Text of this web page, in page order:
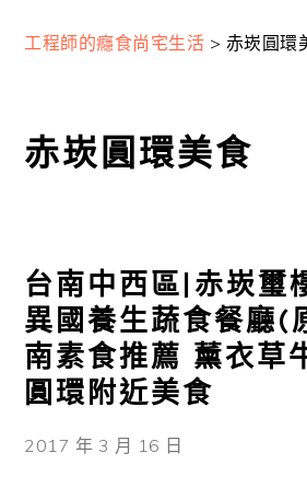
工程師的癮食尚宅生活 > 赤崁圓環
赤崁圓環美食
台南中西區|赤崁璽
異國養生蔬食餐廳(
南素食推薦 薰衣草
圓環附近美食
2017 年 3 月 16 日